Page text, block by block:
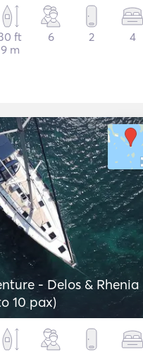
ft
9 m
6 2 4
- Delos & Rhenia
10 pax)